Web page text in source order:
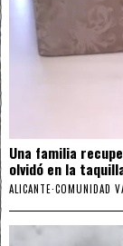
Una familia
olvidó en la
ALICANTE·COMUNIDAD